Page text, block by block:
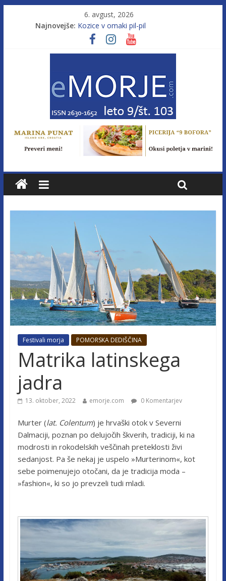
6. avgust, 2026
Najnovejše:
Poletje, ki ponuja več
Kozice v omaki pil-pil
Leto 9, št. 103; Licenca brez morja
Od morja do gorja 11
Festivali morja POMORSKA DEDIŠČINA
Matrika latinskega
jadra
13. oktober, 2022 emorje.com 0 Komentarjev
Murter (lat. Colentum) je hrvaški otok v Severni
Dalmaciji, poznan po delujočih škverih, tradiciji, ki na
modrosti in rokodelskih veščinah preteklosti živi
sedanjost. Pa še nekaj je uspelo »Murterinom«, kot
sebe poimenujejo otočani, da je tradicija moda –
»fashion«, ki so jo prevzeli tudi mladi.